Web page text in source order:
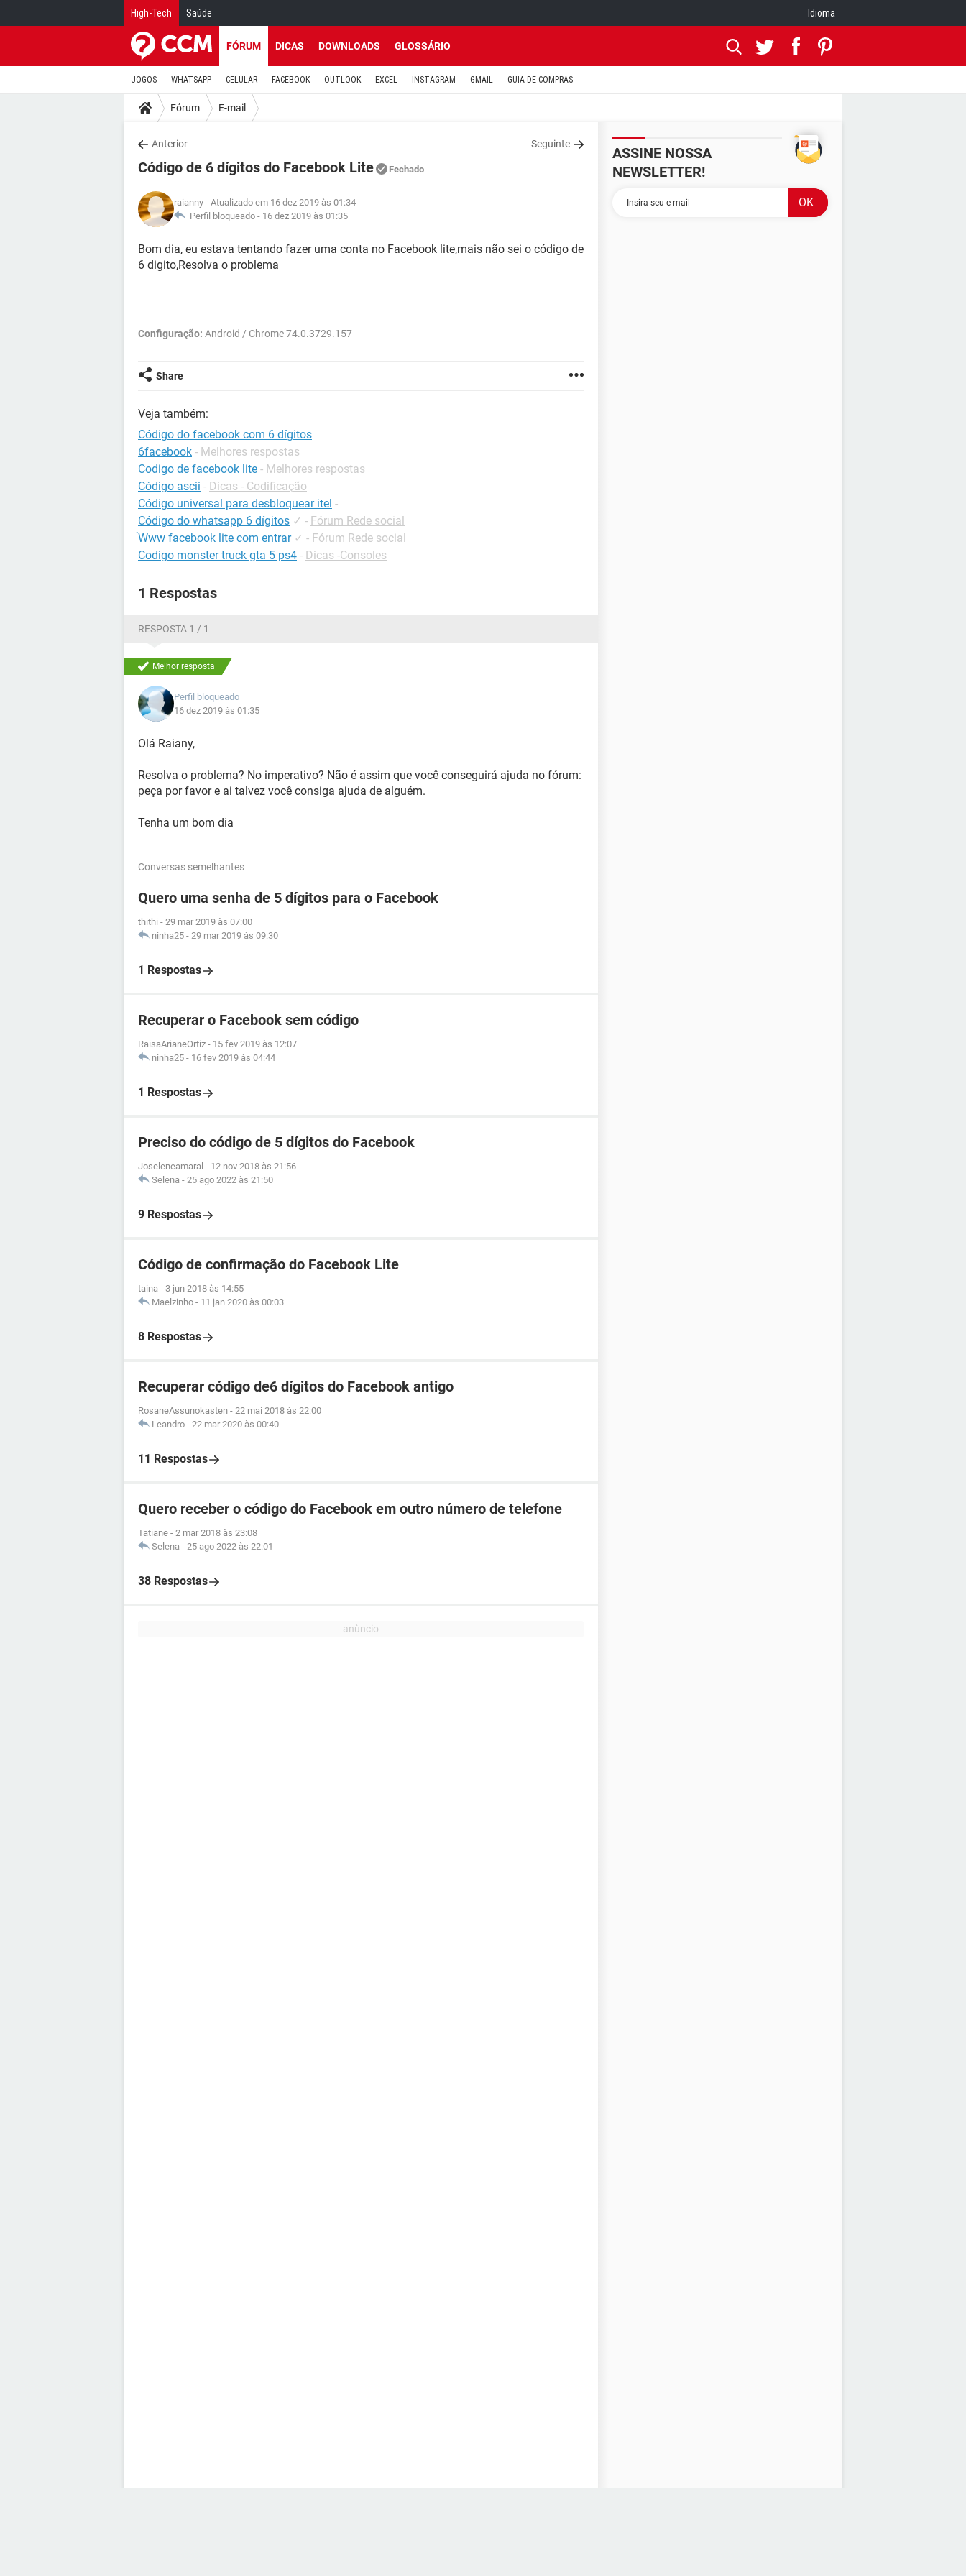
High-Tech Saúde Idioma
FÓRUM DICAS DOWNLOADS GLOSSÁRIO
JOGOS WHATSAPP CELULAR FACEBOOK OUTLOOK EXCEL INSTAGRAM GMAIL GUIA DE COMPRAS
Fórum E-mail
Anterior Seguinte
Código de 6 dígitos do Facebook Lite Fechado
raianny - Atualizado em 16 dez 2019 às 01:34
Perfil bloqueado - 16 dez 2019 às 01:35
Bom dia, eu estava tentando fazer uma conta no Facebook lite,mais não sei o código de
6 digito,Resolva o problema
Configuração: Android / Chrome 74.0.3729.157
Share
Veja também:
Código do facebook com 6 dígitos
6facebook - Melhores respostas
Codigo de facebook lite - Melhores respostas
Código ascii - Dicas - Codificação
Código universal para desbloquear itel -
Código do whatsapp 6 dígitos ✓ - Fórum Rede social
́Www facebook lite com entrar ✓ - Fórum Rede social
Codigo monster truck gta 5 ps4 - Dicas -Consoles
1 Respostas
RESPOSTA 1 / 1
Melhor resposta
Perfil bloqueado
16 dez 2019 às 01:35
Olá Raiany,
Resolva o problema? No imperativo? Não é assim que você conseguirá ajuda no fórum:
peça por favor e ai talvez você consiga ajuda de alguém.
Tenha um bom dia
Conversas semelhantes
Quero uma senha de 5 dígitos para o Facebook
thithi - 29 mar 2019 às 07:00
ninha25 - 29 mar 2019 às 09:30
1 Respostas
Recuperar o Facebook sem código
RaisaArianeOrtiz - 15 fev 2019 às 12:07
ninha25 - 16 fev 2019 às 04:44
1 Respostas
Preciso do código de 5 dígitos do Facebook
Joseleneamaral - 12 nov 2018 às 21:56
Selena - 25 ago 2022 às 21:50
9 Respostas
Código de confirmação do Facebook Lite
taina - 3 jun 2018 às 14:55
Maelzinho - 11 jan 2020 às 00:03
8 Respostas
Recuperar código de6 dígitos do Facebook antigo
RosaneAssunokasten - 22 mai 2018 às 22:00
Leandro - 22 mar 2020 às 00:40
11 Respostas
Quero receber o código do Facebook em outro número de telefone
Tatiane - 2 mar 2018 às 23:08
Selena - 25 ago 2022 às 22:01
38 Respostas
ASSINE NOSSA
NEWSLETTER!